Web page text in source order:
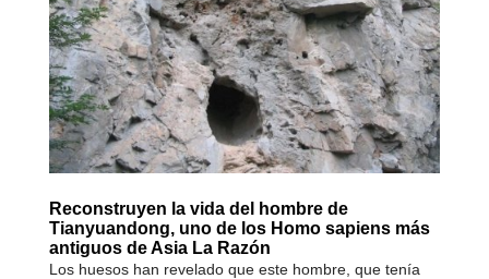
Reconstruyen la vida del hombre de
Tianyuandong, uno de los Homo sapiens más
antiguos de Asia La Razón
Los huesos han revelado que este hombre, que tenía